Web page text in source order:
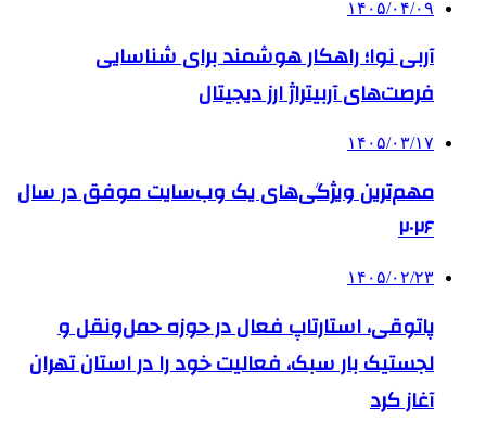
۱۴۰۵/۰۴/۰۹
آربی نوا؛ راهکار هوشمند برای شناسایی
فرصت‌های آربیتراژ ارز دیجیتال
۱۴۰۵/۰۳/۱۷
مهم‌ترین ویژگی‌های یک وب‌سایت موفق در سال
۲۰۲۶
۱۴۰۵/۰۲/۲۳
پاتوقی، استارتاپ فعال در حوزه حمل‌ونقل و
لجستیک بار سبک، فعالیت خود را در استان تهران
آغاز کرد